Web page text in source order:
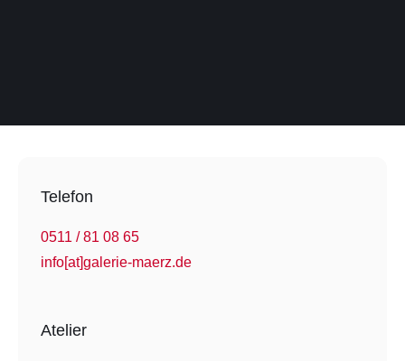
Telefon
0511 / 81 08 65
info[at]galerie-maerz.de
Atelier